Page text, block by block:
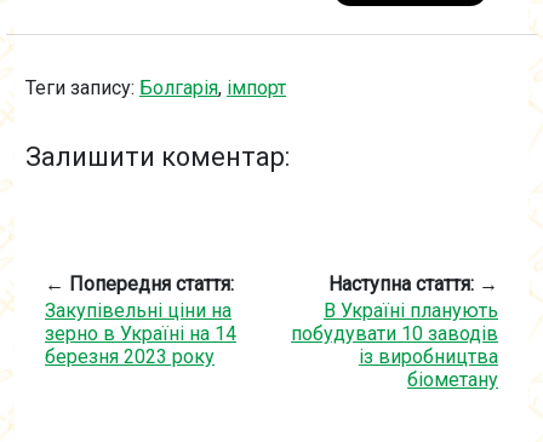
Теги запису: Болгарія, імпорт
Залишити коментар:
← Попередня стаття:
Закупівельні ціни на
зерно в Україні на 14
березня 2023 року
Наступна стаття: →
В Україні планують
побудувати 10 заводів
із виробництва
біометану